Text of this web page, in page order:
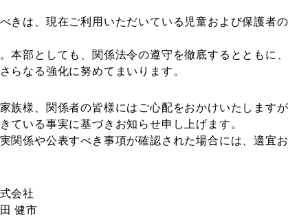
きは、現在ご利用いただいている児童および保護者
本部としても、関係法令の遵守を徹底するとともに
らなる強化に努めてまいります。
族様、関係者の皆様にはご心配をおかけいたしますが
ている事実に基づきお知らせ申し上げます。
関係や公表すべき事項が確認された場合には、適宜お
会社
健市